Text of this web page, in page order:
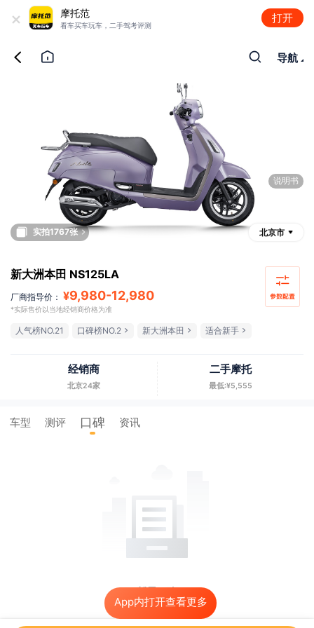
+ 摩托范
看车买车玩车，二手驾考评测
打开
App内打开查看更多
导航
实拍1767张 北京市
说明书
新大洲本田 NS125LA
厂商指导价： ¥9,980-12,980
*实际售价以当地经销商价格为准
人气榜NO.21 口碑榜NO.2 新大洲本田 适合新手
经销商
北京24家
二手摩托
最低:¥5,555
车型 测评 口碑 资讯
暂无口碑